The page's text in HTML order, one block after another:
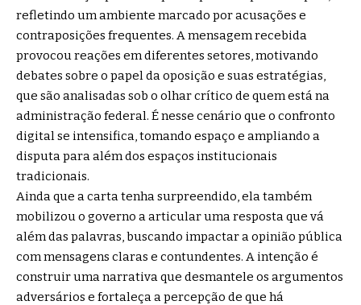
refletindo um ambiente marcado por acusações e
contraposições frequentes. A mensagem recebida
provocou reações em diferentes setores, motivando
debates sobre o papel da oposição e suas estratégias,
que são analisadas sob o olhar crítico de quem está na
administração federal. É nesse cenário que o confronto
digital se intensifica, tomando espaço e ampliando a
disputa para além dos espaços institucionais
tradicionais.
Ainda que a carta tenha surpreendido, ela também
mobilizou o governo a articular uma resposta que vá
além das palavras, buscando impactar a opinião pública
com mensagens claras e contundentes. A intenção é
construir uma narrativa que desmantele os argumentos
adversários e fortaleça a percepção de que há